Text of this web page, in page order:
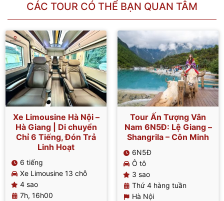
CÁC TOUR CÓ THỂ BẠN QUAN TÂM
Xe Limousine Hà Nội –
Hà Giang | Di chuyển
Chỉ 6 Tiếng, Đón Trả
Linh Hoạt
6 tiếng
Xe Limousine 13 chỗ
4 sao
7h, 16h00
Tour Ấn Tượng Vân
Nam 6N5Đ: Lệ Giang –
Shangrila – Côn Minh
6N5Đ
Ô tô
3 sao
Thứ 4 hàng tuần
Hà Nội